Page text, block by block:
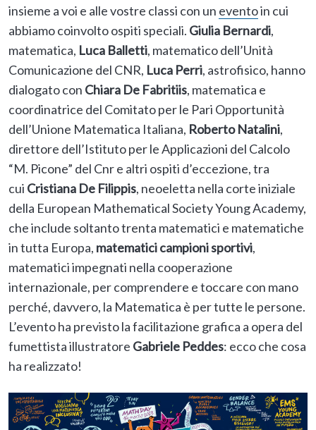
insieme a voi e alle vostre classi con un eventoin cui
abbiamo coinvolto ospiti speciali. Giulia Bernardi,
matematica, Luca Balletti, matematico dell’Unità
Comunicazione del CNR, Luca Perri, astrofisico, hanno
dialogato con Chiara De Fabritiis, matematica e
coordinatrice del Comitato per le Pari Opportunità
dell’Unione Matematica Italiana, Roberto Natalini,
direttore dell’Istituto per le Applicazioni del Calcolo
“M. Picone” del Cnr e altri ospiti d’eccezione, tra
cui Cristiana De Filippis, neoeletta nella corte iniziale
della European Mathematical Society Young Academy,
che include soltanto trenta matematici e matematiche
in tutta Europa, matematici campioni sportivi,
matematici impegnati nella cooperazione
internazionale, per comprendere e toccare con mano
perché, davvero, la Matematica è per tutte le persone.
L’evento ha previsto la facilitazione grafica a opera del
fumettista illustratore Gabriele Peddes: ecco che cosa
ha realizzato!